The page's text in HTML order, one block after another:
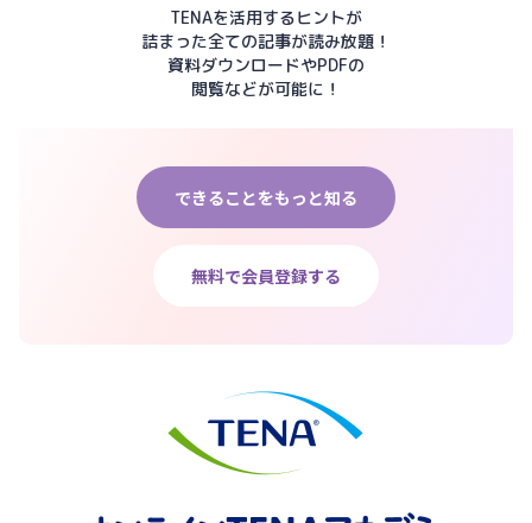
TENAを活用するヒントが
詰まった全ての記事が読み放題！
資料ダウンロードやPDFの
閲覧などが可能に！
できることをもっと知る
無料で会員登録する